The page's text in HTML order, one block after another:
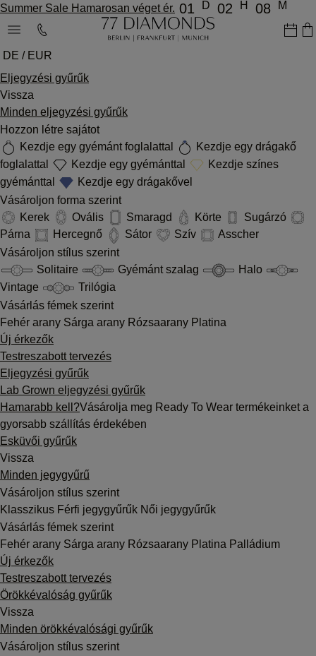
Summer Sale Hamarosan véget ér. 01 D 02 H 08 M
DE / EUR
Eljegyzési gyűrűk
Vissza
Minden eljegyzési gyűrűk
Hozzon létre sajátot
Kezdje egy gyémánt foglalattal
Kezdje egy drágakő
foglalattal
Kezdje egy gyémánttal
Kezdje színes
gyémánttal
Kezdje egy drágakővel
Vásároljon forma szerint
Kerek
Ovális Smaragd Körte
Sugárzó
Párna
Hercegnő Sátor Szív
Asscher
Vásároljon stílus szerint
Solitaire
Gyémánt szalag
Halo
Vintage
Trilógia
Vásárlás fémek szerint
Fehér arany Sárga arany Rózsaarany Platina
Új érkezők
Testreszabott tervezés
Eljegyzési gyűrűk
Lab Grown eljegyzési gyűrűk
Hamarabb kell?Vásárolja meg Ready To Wear termékeinket a
gyorsabb szállítás érdekében
Esküvői gyűrűk
Vissza
Minden jegygyűrű
Vásároljon stílus szerint
Klasszikus Férfi jegygyűrűk Női jegygyűrűk
Vásárlás fémek szerint
Fehér arany Sárga arany Rózsaarany Platina Palládium
Új érkezők
Testreszabott tervezés
Örökkévalóság gyűrűk
Vissza
Minden örökkévalósági gyűrűk
Vásároljon stílus szerint